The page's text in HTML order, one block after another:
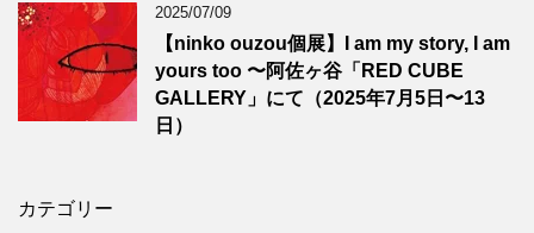
2025/07/09
【ninko ouzou個展】I am my story, I am
yours too 〜阿佐ヶ谷「RED CUBE
GALLERY」にて（2025年7月5日〜13
日）
カテゴリー